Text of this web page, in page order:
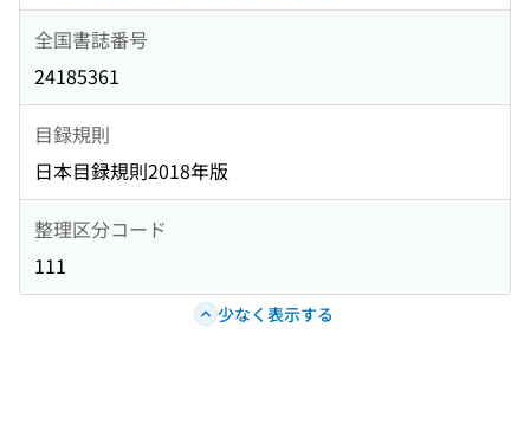
全国書誌番号
24185361
目録規則
日本目録規則2018年版
整理区分コード
111
少なく表示する